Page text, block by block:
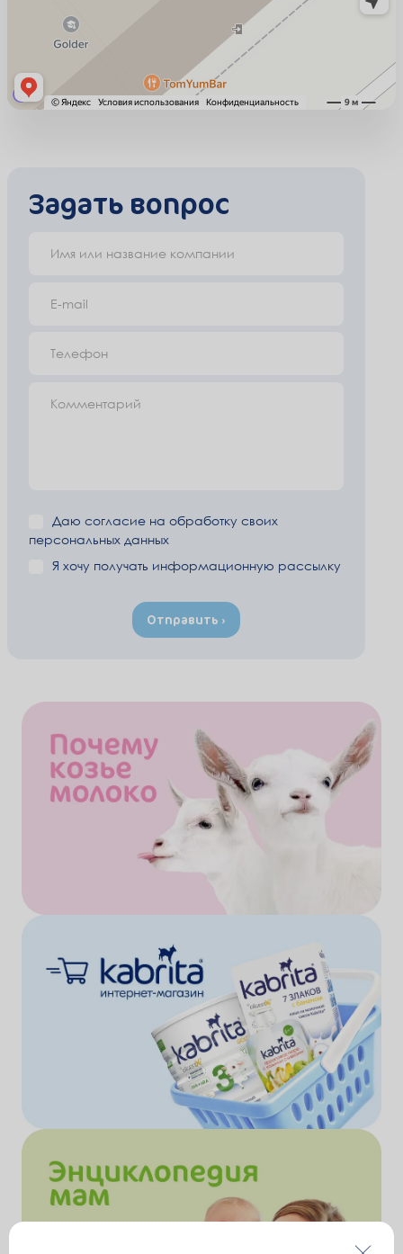
Задать вопрос
Имя или название компании
E-mail
Телефон
Комментарий
Даю согласие на обработку своих
персональных данных
Я хочу получать информационную рассылку
Отправить ›